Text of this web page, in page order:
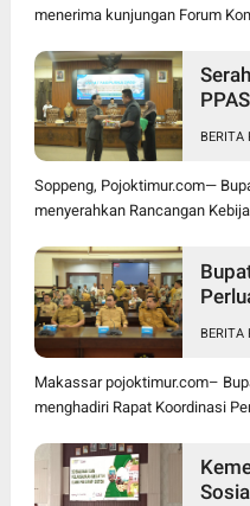
menerima kunjungan Forum
BERITA
Soppeng, Pojoktimur.com—
menyerahkan Rancangan
BERITA
Makassar pojoktimur.com–
menghadiri Rapat Koordinasi